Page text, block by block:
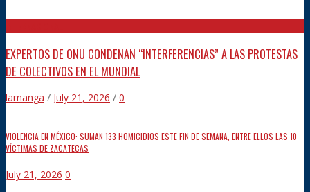
EXPERTOS DE ONU CONDENAN “INTERFERENCIAS” A LAS PROTESTAS
DE COLECTIVOS EN EL MUNDIAL
lamanga / July 21, 2026 / 0
VIOLENCIA EN MÉXICO: SUMAN 133 HOMICIDIOS ESTE FIN DE SEMANA, ENTRE ELLOS LAS 10
VÍCTIMAS DE ZACATECAS
July 21, 2026 0